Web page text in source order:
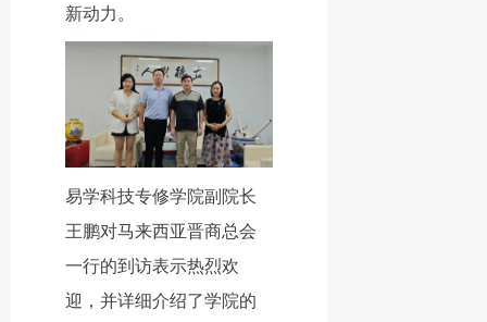
新动力。
易学科技专修学院副院长
王鹏对马来西亚晋商总会
一行的到访表示热烈欢
迎，并详细介绍了学院的